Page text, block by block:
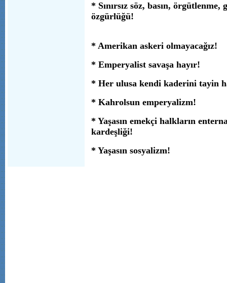
* Sınırsız söz, basın,
özgürlüğü!
* Amerikan askeri olmayacağız!
* Emperyalist savaşa hayır!
* Her ulusa kendi kaderini tayin
* Kahrolsun emperyalizm!
* Yaşasın emekçi halkların
kardeşliği!
* Yaşasın sosyalizm!